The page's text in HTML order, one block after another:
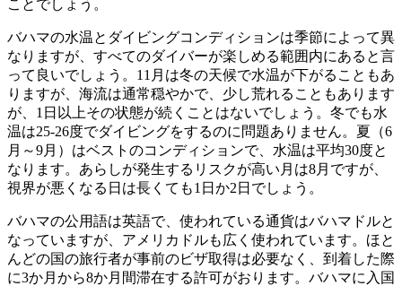
ことでしょう。
バハマの水温とダイビングコンディションは季節によって異
なりますが、すべてのダイバーが楽しめる範囲内にあると言
って良いでしょう。11月は冬の天候で水温が下がることもあ
りますが、海流は通常穏やかで、少し荒れることもあります
が、1日以上その状態が続くことはないでしょう。冬でも水
温は25-26度でダイビングをするのに問題ありません。夏（6
月～9月）はベストのコンディションで、水温は平均30度と
なります。あらしが発生するリスクが高い月は8月ですが、
視界が悪くなる日は長くても1日か2日でしょう。
バハマの公用語は英語で、使われている通貨はバハマドルと
なっていますが、アメリカドルも広く使われています。ほと
んどの国の旅行者が事前のビザ取得は必要なく、到着した際
に3か月から8か月間滞在する許可がおります。バハマに入国